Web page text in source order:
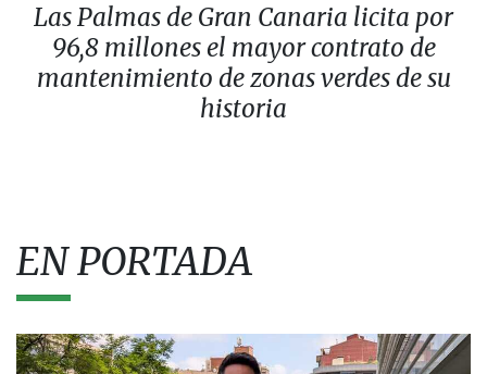
Las Palmas de Gran Canaria licita por
96,8 millones el mayor contrato de
mantenimiento de zonas verdes de su
historia
EN PORTADA